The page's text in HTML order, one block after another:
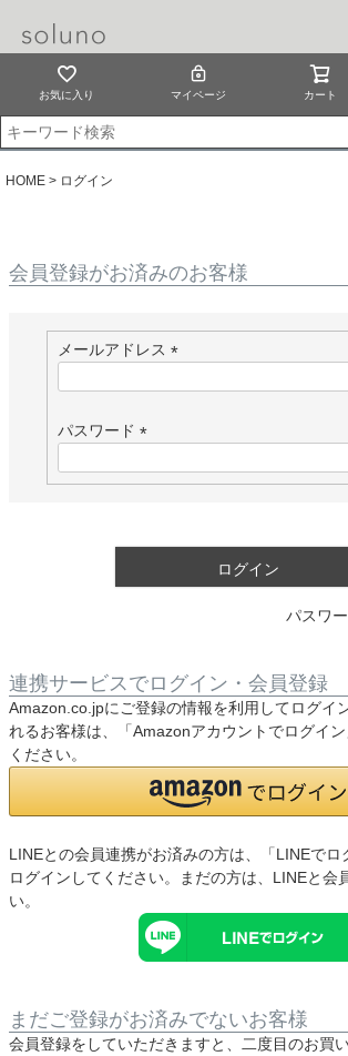
お気に入り マイページ カート
HOME ログイン
会員登録がお済みのお客様
メールアドレス
)
パスワード
必
ログイン
パスワ
連携サービスでログイン・会員登録
Amazon.co.jpにご登録の情報を利用してログイ
れるお客様は、「Amazonアカウントでログイ
ください。
LINEとの会員連携がお済みの方は、「LINEでロ
ログインしてください。まだの方は、 LINEと会
い。
まだご登録がお済みでないお客様
会員登録をしていただきますと、二度目のお買